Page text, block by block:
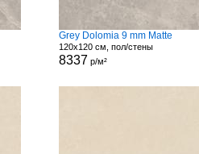
Grey Dolomia 9 mm Matte
120x120 см, пол/стены
8337 р/м²